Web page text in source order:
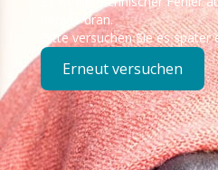
bereits dran.
Bitte versuchen Sie es später
Erneut versuchen